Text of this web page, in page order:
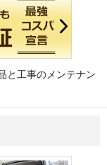
と工事のメンテナン